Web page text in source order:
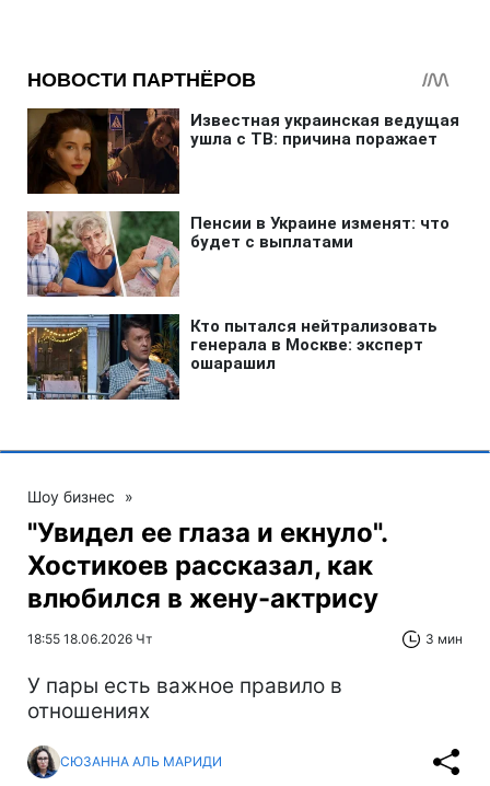
Шоу бизнес »
"Увидел ее глаза и екнуло".
Хостикоев рассказал, как
влюбился в жену-актрису
18:55 18.06.2026 Чт 3 мин
У пары есть важное правило в
отношениях
СЮЗАННА АЛЬ МАРИДИ